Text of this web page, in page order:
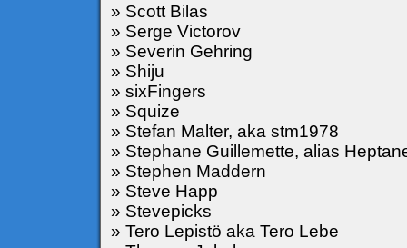
» Scott Bilas
» Serge Victorov
» Severin Gehring
» Shiju
» sixFingers
» Squize
» Stefan Malter, aka stm1978
» Stephane Guillemette, alias
» Stephen Maddern
» Steve Happ
» Stevepicks
» Tero Lepistö aka Tero Lebe